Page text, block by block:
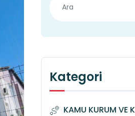
Kategori
KAMU KURUM VE